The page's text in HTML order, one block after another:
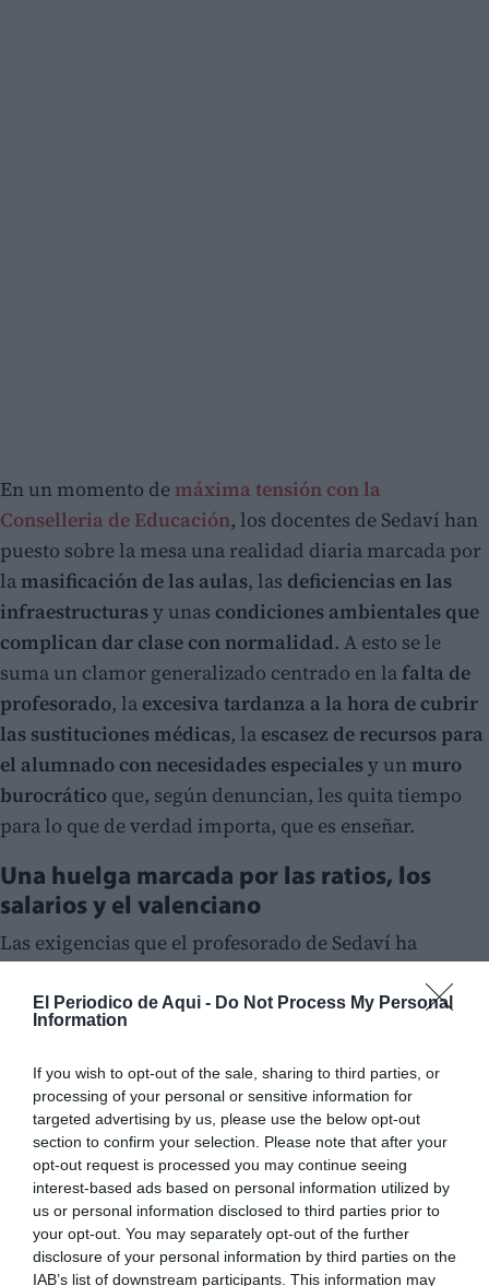
El Periodico de Aqui - Do Not Process My Personal
Information
If you wish to opt-out of the sale, sharing to third parties, or
processing of your personal or sensitive information for
targeted advertising by us, please use the below opt-out
section to confirm your selection. Please note that after your
opt-out request is processed you may continue seeing
interest-based ads based on personal information utilized by
us or personal information disclosed to third parties prior to
your opt-out. You may separately opt-out of the further
disclosure of your personal information by third parties on the
IAB’s list of downstream participants. This information may
En un momento de máxima tensión con la
Conselleria de Educación, los docentes de Sedaví han
puesto sobre la mesa una realidad diaria marcada por
lamasificación de las aulas, las deficiencias en las
infraestructurasy unas condiciones ambientales que
complican dar clase con normalidad. A esto se le
suma un clamor generalizado centrado en la falta de
profesorado, la excesiva tardanza a la hora de cubrir
las sustituciones médicas, la escasez de recursos para
el alumnado con necesidades especialesy unmuro
burocrático que, según denuncian, les quita tiempo
para lo que de verdad importa, que es enseñar.
Una huelga marcada por las ratios, los
salarios y el valenciano
Las exigencias que el profesorado de Sedaví ha
directamente a los problemas estructurales. Reclaman
unareducción urgente de las ratios de alumnos por
aula,más docentes de apoyo ,mejoras reales en los
edificios educativosy unmodelo lingüístico que
fomente realmente el valenciano. Además, los
docentes exigen larecuperación del poder
adquisitivo perdido durante los últimos años.